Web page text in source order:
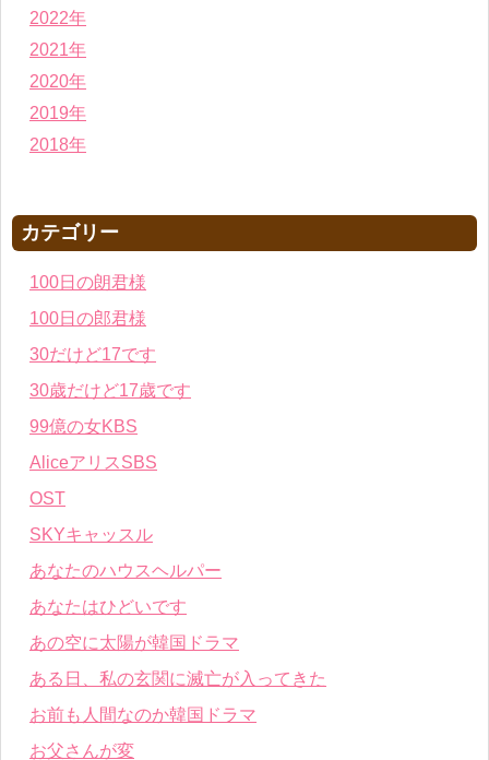
2022年
2021年
2020年
2019年
2018年
カテゴリー
100日の朗君様
100日の郎君様
30だけど17です
30歳だけど17歳です
99億の女KBS
AliceアリスSBS
OST
SKYキャッスル
あなたのハウスヘルパー
あなたはひどいです
あの空に太陽が韓国ドラマ
ある日、私の玄関に滅亡が入ってきた
お前も人間なのか韓国ドラマ
お父さんが変